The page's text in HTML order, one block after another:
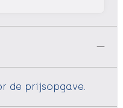
de prijsopgave.